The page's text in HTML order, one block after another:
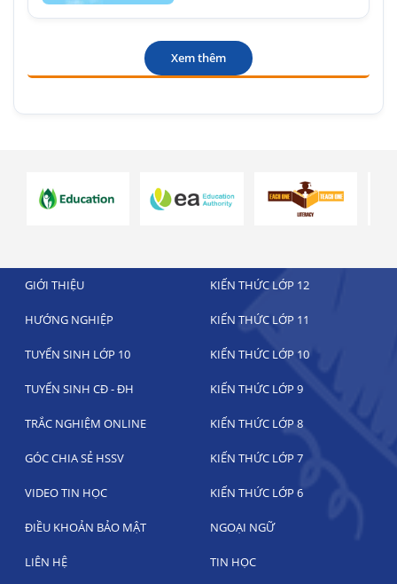
Xem thêm
GIỚI THIỆU KIẾN THỨC LỚP 12
HƯỚNG NGHIỆP KIẾN THỨC LỚP 11
TUYỂN SINH LỚP 10 KIẾN THỨC LỚP 10
TUYỂN SINH CĐ - ĐH KIẾN THỨC LỚP 9
TRẮC NGHIỆM ONLINE KIẾN THỨC LỚP 8
GÓC CHIA SẺ HSSV KIẾN THỨC LỚP 7
VIDEO TIN HỌC KIẾN THỨC LỚP 6
ĐIỀU KHOẢN BẢO MẬT NGOẠI NGỮ
LIÊN HỆ TIN HỌC